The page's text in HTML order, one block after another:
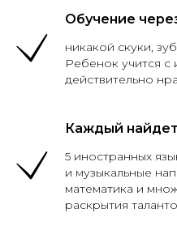
Обучение
никакой скуки,
Ребенок учится с
действительно
Каждый
5 иностранных
и музыкальные
математика и
раскрытия